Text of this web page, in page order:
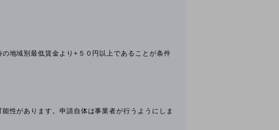
地域別最低賃金より+５０円以上であることが条件
性があります。申請自体は事業者が行うようにしま